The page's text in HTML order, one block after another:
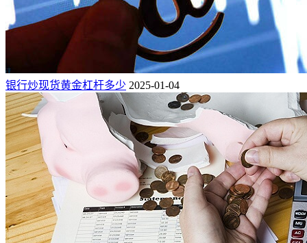
银行炒现货黄金杠杆多少 2025-01-04